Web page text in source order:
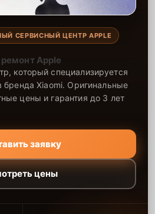
СЕРВИСНЫЙ ЦЕНТР APPLE
Apple
который специализируется
бренда Xiaomi. Оригинальные
цены и гарантия до 3 лет
заявку
цены